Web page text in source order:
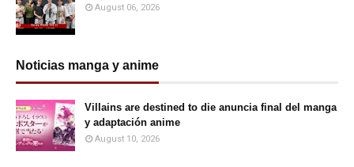
August 06, 2026
Noticias manga y anime
Villains are destined to die anuncia final del manga
y adaptación anime
August 10, 2026